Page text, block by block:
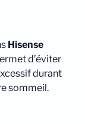
Hisense
d’éviter
durant
sommeil.